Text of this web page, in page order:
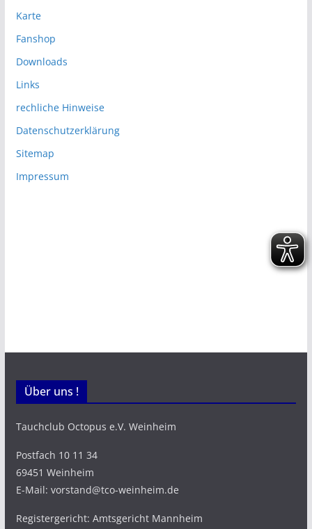
Karte
Fanshop
Downloads
Links
rechliche Hinweise
Datenschutzerklärung
Sitemap
Impressum
Über uns !
Tauchclub Octopus e.V. Weinheim
Postfach 10 11 34
69451 Weinheim
E-Mail: vorstand@tco-weinheim.de
Registergericht: Amtsgericht Mannheim